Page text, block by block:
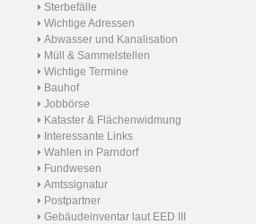
Sterbefälle
Wichtige Adressen
Abwasser und Kanalisation
Müll & Sammelstellen
Wichtige Termine
Bauhof
Jobbörse
Kataster & Flächenwidmung
Interessante Links
Wahlen in Parndorf
Fundwesen
Amtssignatur
Postpartner
Gebäudeinventar laut EED III